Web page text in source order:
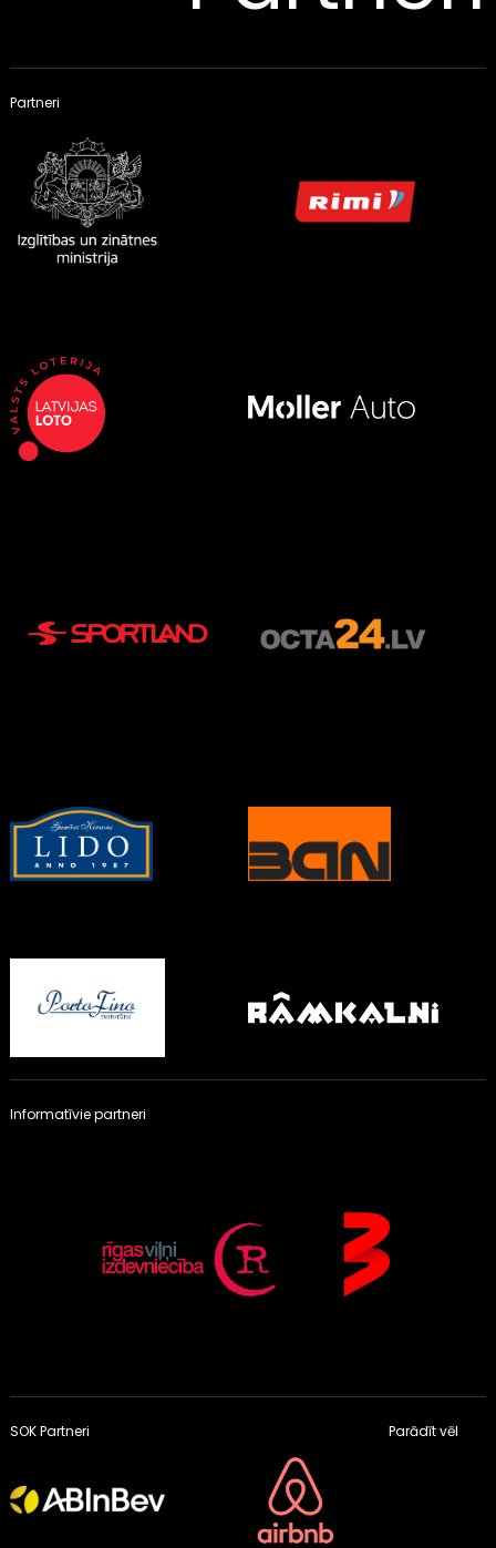
Partneri
Informatīvie partneri
SOK Partneri Parādīt vēl